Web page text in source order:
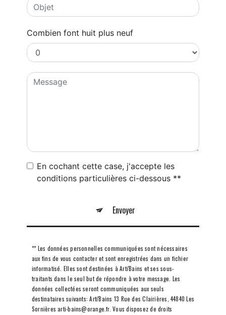
Combien font huit plus neuf
En cochant cette case, j'accepte les
conditions particulières ci-dessous **
Envoyer
** Les données personnelles communiquées sont nécessaires
aux fins de vous contacter et sont enregistrées dans un fichier
informatisé. Elles sont destinées à Arti'Bains et ses sous-
traitants dans le seul but de répondre à votre message. Les
données collectées seront communiquées aux seuls
destinataires suivants: Arti'Bains 13 Rue des Clairières, 44840 Les
Sornières arti-bains@orange.fr. Vous disposez de droits